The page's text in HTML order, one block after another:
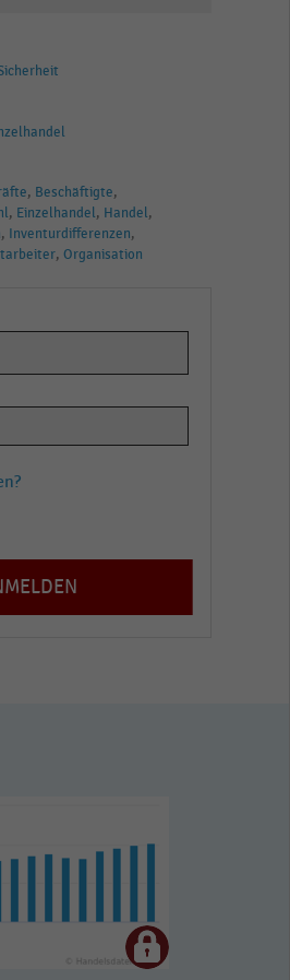
Beschäftigte
Einzelhandel Handel
Inventurdifferenzen
Organisation